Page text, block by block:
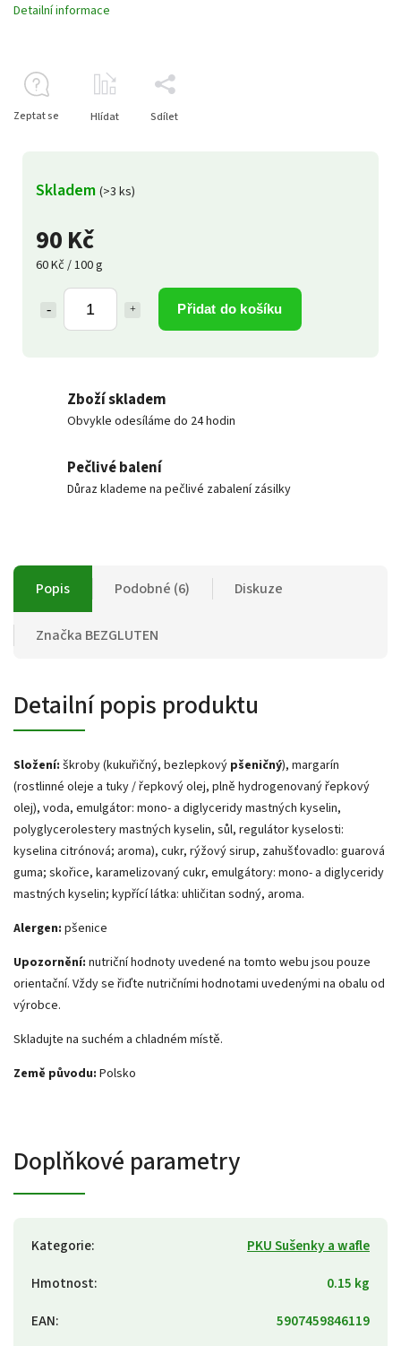
90 Kč
60 Kč / 100 g
Přidat do košíku
Skladem (>3 ks)
Detailní informace
Zeptat se Hlídat Sdílet
Zboží skladem
Obvykle odesíláme do 24 hodin
Pečlivé balení
Důraz klademe na pečlivé zabalení zásilky
Popis Podobné (6) Diskuze
Značka BEZGLUTEN
Detailní popis produktu
Složení: škroby (kukuřičný, bezlepkový pšeničný), margarín
(rostlinné oleje a tuky / řepkový olej, plně hydrogenovaný řepkový
olej), voda, emulgátor: mono- a diglyceridy mastných kyselin,
polyglycerolestery mastných kyselin, sůl, regulátor kyselosti:
kyselina citrónová; aroma), cukr, rýžový sirup, zahušťovadlo: guarová
guma; skořice, karamelizovaný cukr, emulgátory: mono- a diglyceridy
mastných kyselin; kypřící látka: uhličitan sodný, aroma.
Alergen: pšenice
Upozornění: nutriční hodnoty uvedené na tomto webu jsou pouze
orientační. Vždy se řiďte nutričními hodnotami uvedenými na obalu od
výrobce.
Skladujte na suchém a chladném místě.
Země původu: Polsko
Doplňkové parametry
Kategorie:
PKU Sušenky a wafle
Hmotnost:
0.15 kg
EAN: 5907459846119